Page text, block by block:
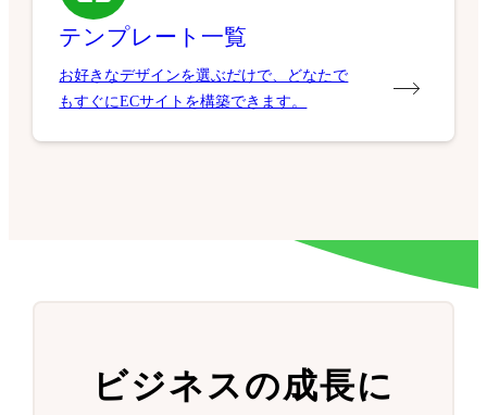
テンプレート一覧
お好きなデザインを選ぶだけで、どなたで
もすぐにECサイトを構築できます。
ビジネスの成長に